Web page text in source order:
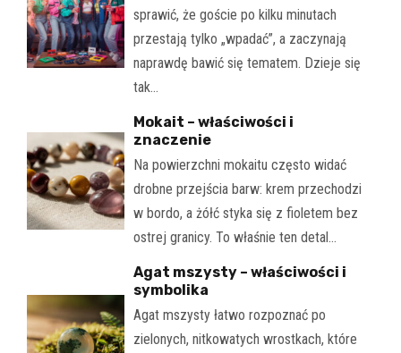
sprawić, że goście po kilku minutach
przestają tylko „wpadać”, a zaczynają
naprawdę bawić się tematem. Dzieje się
tak…
Mokait – właściwości i
znaczenie
Na powierzchni mokaitu często widać
drobne przejścia barw: krem przechodzi
w bordo, a żółć styka się z fioletem bez
ostrej granicy. To właśnie ten detal…
Agat mszysty – właściwości i
symbolika
Agat mszysty łatwo rozpoznać po
zielonych, nitkowatych wrostkach, które